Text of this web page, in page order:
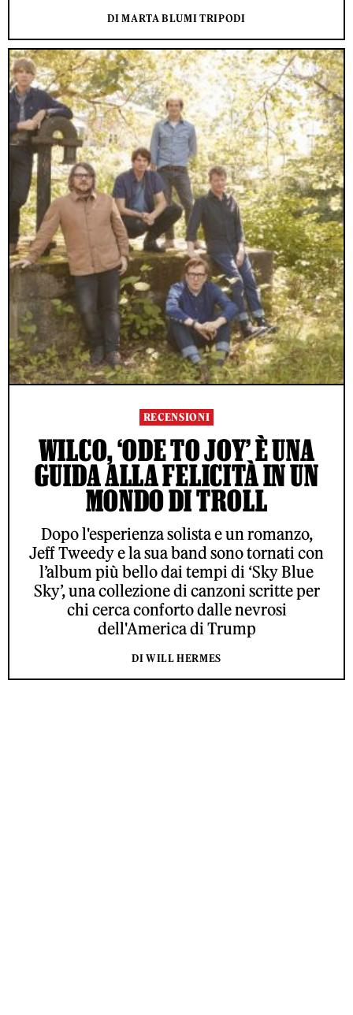
DI MARTA BLUMI TRIPODI
RECENSIONI
WILCO, ‘ODE TO JOY’ È UNA
GUIDA ALLA FELICITÀ IN UN
MONDO DI TROLL
Dopo l'esperienza solista e un romanzo,
Jeff Tweedy e la sua band sono tornati con
l’album più bello dai tempi di ‘Sky Blue
Sky’, una collezione di canzoni scritte per
chi cerca conforto dalle nevrosi
dell'America di Trump
DI WILL HERMES